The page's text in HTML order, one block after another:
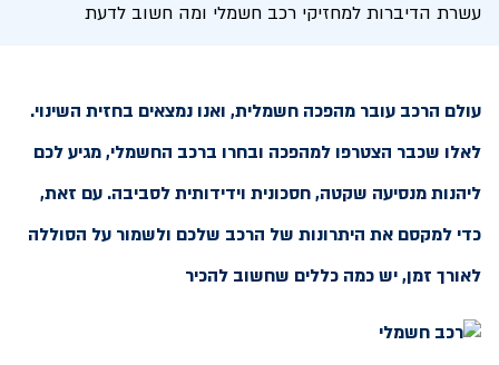
עשרת הדיברות למחזיקי רכב חשמלי ומה חשוב לדעת
עולם הרכב עובר מהפכה חשמלית, ואנו נמצאים בחזית השינוי.
לאלו שכבר הצטרפו למהפכה ובחרו ברכב החשמלי, מגיע לכם
ליהנות מנסיעה שקטה, חסכונית וידידותית לסביבה. עם זאת,
כדי למקסם את היתרונות של הרכב שלכם ולשמור על הסוללה
לאורך זמן, יש כמה כללים שחשוב להכיר